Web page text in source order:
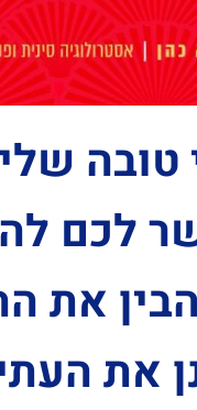
שלי 2025”
לכם
את
את